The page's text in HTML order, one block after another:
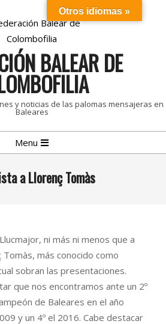
BALEAR DE
y noticias de las palomas mensajeras en
Baleares
Menu
a Llorenç Tomàs
ni más ni menos que a
más conocido como
sobran las presentaciones.
que nos encontramos ante un 2º
de Baleares en el año
y un 4º el 2016. Cabe destacar
Otros idiomas »